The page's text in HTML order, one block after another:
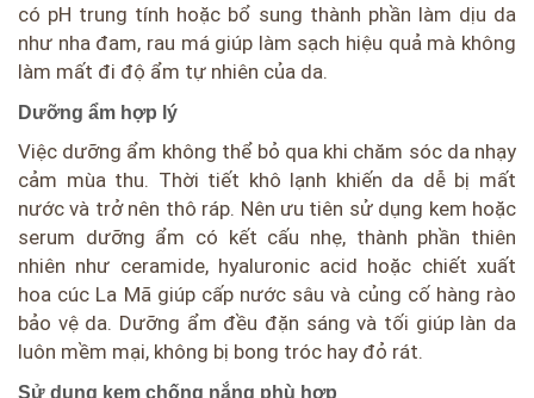
có pH trung tính hoặc bổ sung thành phần làm dịu da
như nha đam, rau má giúp làm sạch hiệu quả mà không
làm mất đi độ ẩm tự nhiên của da.
Dưỡng ẩm hợp lý
Việc dưỡng ẩm không thể bỏ qua khi chăm sóc da nhạy
cảm mùa thu. Thời tiết khô lạnh khiến da dễ bị mất
nước và trở nên thô ráp. Nên ưu tiên sử dụng kem hoặc
serum dưỡng ẩm có kết cấu nhẹ, thành phần thiên
nhiên như ceramide, hyaluronic acid hoặc chiết xuất
hoa cúc La Mã giúp cấp nước sâu và củng cố hàng rào
bảo vệ da. Dưỡng ẩm đều đặn sáng và tối giúp làn da
luôn mềm mại, không bị bong tróc hay đỏ rát.
Sử dụng kem chống nắng phù hợp